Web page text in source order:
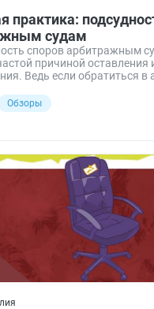
практика:
судам
споров арбитражным
причиной оставления
Ведь если обратиться
на постановление об
должностного лица,
Аналогичную
рассматривать
практики.
Обзоры